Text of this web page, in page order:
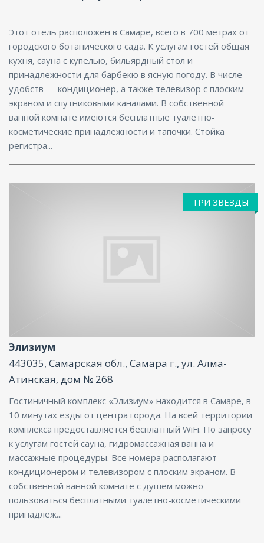
Этот отель расположен в Самаре, всего в 700 метрах от
городского ботанического сада. К услугам гостей общая
кухня, сауна с купелью, бильярдный стол и
принадлежности для барбекю в ясную погоду. В числе
удобств — кондиционер, а также телевизор с плоским
экраном и спутниковыми каналами. В собственной
ванной комнате имеются бесплатные туалетно-
косметические принадлежности и тапочки. Стойка
регистра...
ТРИ ЗВЕЗДЫ
Элизиум
443035, Самарская обл., Самара г., ул. Алма-
Атинская, дом № 268
Гостиничный комплекс «Элизиум» находится в Самаре, в
10 минутах езды от центра города. На всей территории
комплекса предоставляется бесплатный WiFi. По запросу
к услугам гостей сауна, гидромассажная ванна и
массажные процедуры. Все номера располагают
кондиционером и телевизором с плоским экраном. В
собственной ванной комнате с душем можно
пользоваться бесплатными туалетно-косметическими
принадлеж...